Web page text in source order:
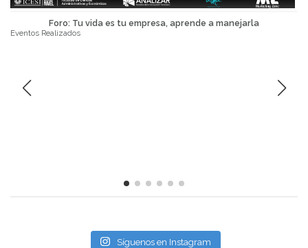
Foro: Tu vida es tu empresa, aprende a manejarla
Eventos Realizados
Síguenos en Instagram